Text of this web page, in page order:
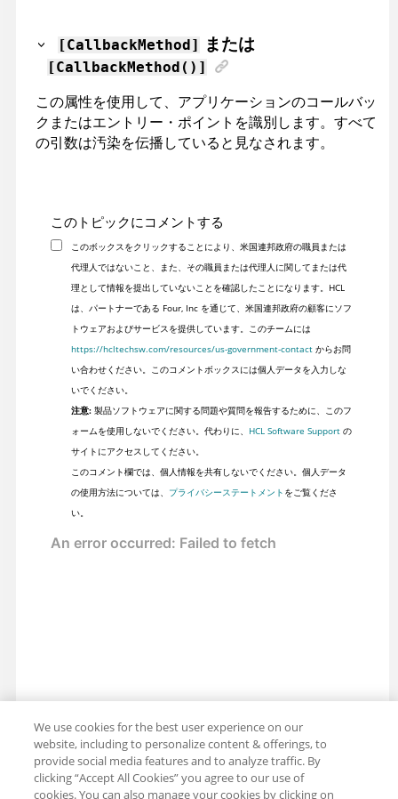
[CallbackMethod] または
[CallbackMethod()]
この属性を使用して、アプリケーションのコールバッ
クまたはエントリー・ポイントを識別します。すべて
の引数は汚染を伝播していると見なされます。
このトピックにコメントする
このボックスをクリックすることにより、米国連邦政府の職員または
代理人ではないこと、また、その職員または代理人に関してまたは代
理として情報を提出していないことを確認したことになります。HCL
は、パートナーである Four, Inc を通じて、米国連邦政府の顧客にソフ
トウェアおよびサービスを提供しています。このチームには
https://hcltechsw.com/resources/us-government-contactからお問
い合わせください。このコメントボックスには個人データを入力しな
いでください。
注意:製品ソフトウェアに関する問題や質問を報告するために、このフ
ォームを使用しないでください。代わりに、 HCL Software Supportの
サイトにアクセスしてください。
このコメント欄では、個人情報を共有しないでください。個人データ
の使用方法については、 プライバシーステートメント をご覧くださ
い。
We use cookies for the best user experience on our
website, including to personalize content & offerings, to
provide social media features and to analyze traffic. By
clicking “Accept All Cookies” you agree to our use of
cookies. You can also manage your cookies by clicking on